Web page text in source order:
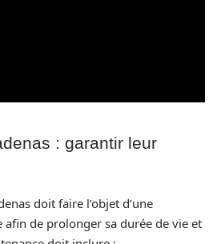
: garantir leur
doit faire l’objet d’une
afin de prolonger sa durée de vie et